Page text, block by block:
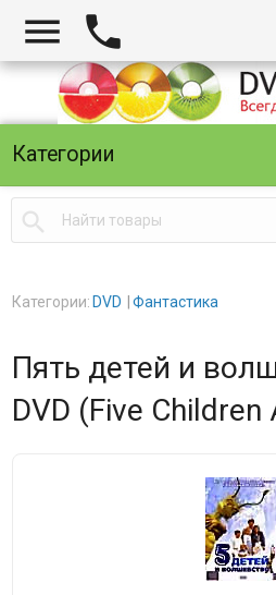
 
Категории

Категории: DVD Фантастика
Пять детей и
DVD (Five Children